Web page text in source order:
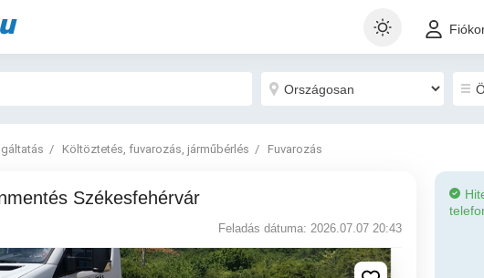
Költöztetés, fuvarozás, járműbérlés Fuvarozás
Székesfehérvár
Feladás dátuma: 2026.07.07 20:43